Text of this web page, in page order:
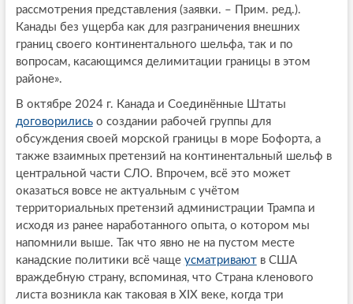
рассмотрения представления (заявки. – Прим. ред.).
Канады без ущерба как для разграничения внешних
границ своего континентального шельфа, так и по
вопросам, касающимся делимитации границы в этом
районе».
В октябре 2024 г. Канада и Соединённые Штаты
договорилисьо создании рабочей группы для
обсуждения своей морской границы в море Бофорта, а
также взаимных претензий на континентальный шельф в
центральной части СЛО. Впрочем, всё это может
оказаться вовсе не актуальным с учётом
территориальных претензий администрации Трампа и
исходя из ранее наработанного опыта, о котором мы
напомнили выше. Так что явно не на пустом месте
канадские политики всё чаще усматриваютв США
враждебную страну, вспоминая, что Страна кленового
листа возникла как таковая в XIX веке, когда три